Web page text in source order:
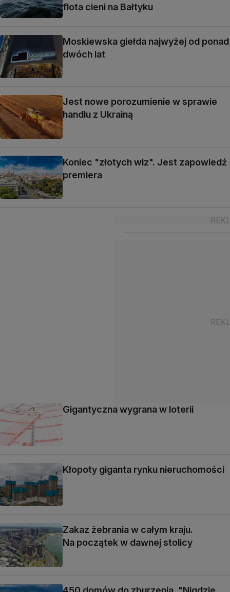
flota cieni na Bałtyku
Moskiewska giełda najwyżej od ponad
dwóch lat
Jest nowe porozumienie w sprawie
handlu z Ukrainą
Koniec "złotych wiz". Jest zapowiedź
premiera
Gigantyczna wygrana w loterii
Kłopoty giganta rynku nieruchomości
Zakaz żebrania w całym kraju.
Na początek w dawnej stolicy